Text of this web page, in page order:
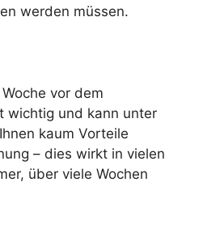
werden müssen.
vor dem
wichtig und kann unter
kaum Vorteile
– dies wirkt in vielen
über viele Wochen